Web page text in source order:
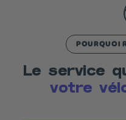
POURQUOI
Le service
votre